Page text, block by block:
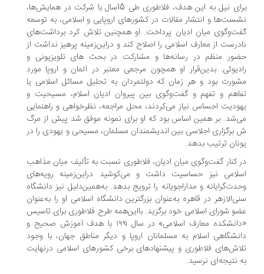
برای نیل به این هدف، فلاطوری طی 15سال با شرکت در همایش‌ها،
و انتشار مقالات در کشورهای اروپایی و اسلامی، به توسعه
میان ادیان پرداخت. او همچنین تلاش کرد برداشت‌های
از معارف اسلامی را اصلاح کند و دراین‌زمینه پرهیز نداشت از
منظم در رسانه‌ها و مشارکت در بحث های تلویزیونی و
بدین‌قرار او همچون مرجعی معتبر در آلمان و اروپا مورد
بود و هر زمان که دولتمردان به تحلیل مسائل اسلامی یا
و تفهم و گفت‌وگوی بین پیروان ادیان اسلام، مسیحیت و
احساس نیاز می‌کردند، محل مراجعه، نظرخواهی و راهنمایی
بر همین اساس بود که او برای نمونه موفق شد پیش از مرگ
اجلاسى بین اندیشمندان مسلمان، مسیحى و یهودى را در
ترتیب بدهد.
کنار گفت‌وگوی میان ادیان، فلاطوری نسبت به تألیف میان مذاهب
نیز حساسیت داشت و می‌کوشید دراین‌زمینه رویه‌های
و مداراجویانه را ترویج بدهد. به‌همین‌دلیل نیز دانشگاه
در قاهره به‌عنوان بزرگترین دانشگاه اسلامی او را به‌عنوان
شورای اسلامی خود برگزید. بااین‌همه طرح فلاطوری برای تاسیس
«دانشکده معارف اسلامی» در سال ۱۹۹۱ با هدف آموزش صحیح و
اسلام به مسلمانان اروپا و دیگر مناطق جهان، با وجود
فلاطوری و پیشنهادهای برخی کشورهای اسلامی درنهایت
نتیجه‌ای نرسید.